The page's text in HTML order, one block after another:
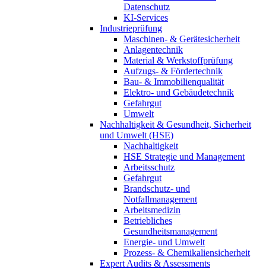
Datenschutz
KI-Services
Industrieprüfung
Maschinen- & Gerätesicherheit
Anlagentechnik
Material & Werkstoffprüfung
Aufzugs- & Fördertechnik
Bau- & Immobilienqualität
Elektro- und Gebäudetechnik
Gefahrgut
Umwelt
Nachhaltigkeit & Gesundheit, Sicherheit
und Umwelt (HSE)
Nachhaltigkeit
HSE Strategie und Management
Arbeitsschutz
Gefahrgut
Brandschutz- und
Notfallmanagement
Arbeitsmedizin
Betriebliches
Gesundheitsmanagement
Energie- und Umwelt
Prozess- & Chemikaliensicherheit
Expert Audits & Assessments